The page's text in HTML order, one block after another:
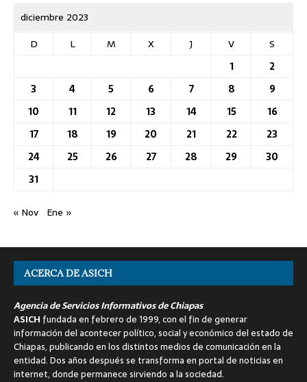
diciembre 2023
D
L M X J V
S
1
2
3
4 5 6 7 8
9
10
11 12 13 14 15
16
17
18 19 20 21 22
23
24
25 26 27 28 29
30
31
« Nov Ene »
ACERCA DE ASICH
Agencia de Servicios Informativos de Chiapas
ASICH fundada en febrero de 1999, con el fin de generar
información del acontecer político, social y económico del estado de
Chiapas, publicando en los distintos medios de comunicación en la
entidad. Dos años después se transforma en portal de noticias en
internet, donde permanece sirviendo a la sociedad.